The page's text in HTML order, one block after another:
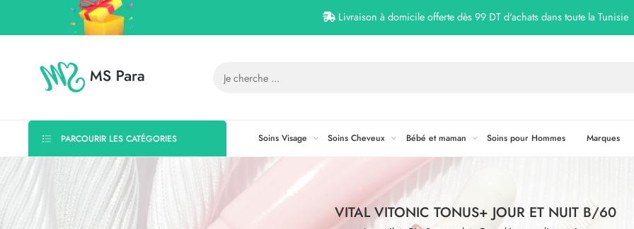
Livraison à domicile offerte dès 99 DT d'achats dans toute la Tunisie
PARCOURIR LES CATÉGORIES Soins Visage Soins Cheveux Bébé et maman Soins pour Hommes Marques
VITAL VITONIC TONUS+ JOUR ET NUIT B/60